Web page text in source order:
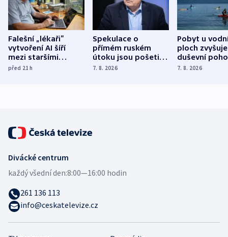
Falešní „lékaři“
vytvoření AI šíří
mezi staršími
Poláky nebezpečné
před 21h
Spekulace o
přímém ruském
útoku jsou pošetilé,
míní estonský
7. 8. 2026
Pobyt u
ploch zvyšuje
duševní
ukázala
7. 8. 2026
Divácké centrum
každý všední den:8:00—16:00 hodin
261 136 113
info@ceskatelevize.cz